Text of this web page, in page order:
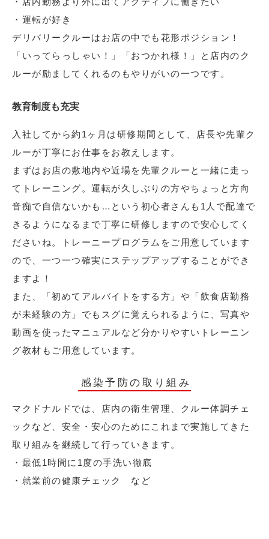
・運転が好き
デリバリークルーはお店の中でも花形ポジション！
「いってらっしゃい！」「おつかれ様！」と店内のク
ルーが励ましてくれるのもやりがいの一つです。
教育制度も充実
入社してから約1ヶ月は研修期間として、店長や先輩ク
ルーが丁寧にお仕事をお教えします。
まずはお店の敷地内や近場を先輩クルーと一緒に走っ
てトレーニング。運転が久しぶりの方やちょっと方向
音痴で自信ないかも…という初心者さんも1人で配達で
きるようになるまで丁寧に研修しますので安心してく
ださいね。トレーニープログラムをご用意しています
ので、一つ一つ確実にステップアップすることができ
ますよ！
また、「初めてアルバイトをする方」や「飲食店勤務
が未経験の方」でもスグに覚えられるように、写真や
動画を使ったマニュアルなど分かりやすいトレーニン
グ教材もご用意しています。
感染予防の取り組み
マクドナルドでは、店内の衛生管理、クルー体調チェ
ックなど、安全・安心のためにこれまで実施してきた
取り組みを継続して行っていきます。
・最低1時間に1度の手洗い徹底
・就業前の健康チェック など